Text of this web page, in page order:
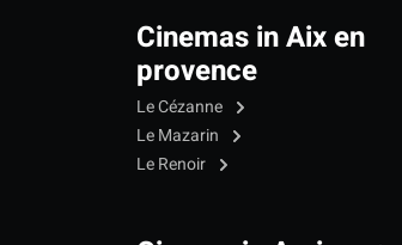
Cinemas in Aix en
provence
Le Cézanne
Le Mazarin
Le Renoir